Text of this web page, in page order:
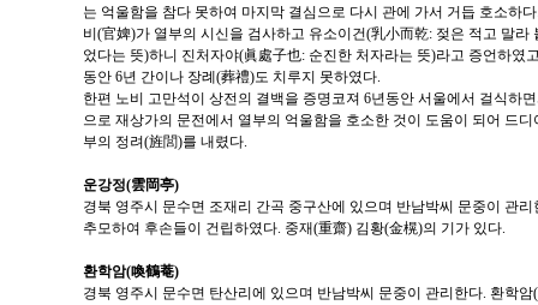
는 억울함을 참다 못하여 마지막 결심으로 다시 관에 가서 거듭 호소하
비(官婢)가 열부의 시신을 검사하고 유소이건(乳小而乾: 젖은 적고 말
었다는 뜻)하니 진처자야(眞處子也: 순진한 처자라는 뜻)라고 증언하였
동안 6년 간이나 장례(葬禮)도 치루지 못하였다.
한편 노비 고만석이 상전의 결백을 증명코져 6년동안 서울에서 걸식하
으로 재상가의 문전에서 열부의 억울함을 호소한 것이 도움이 되어 드
부의 정려(旌閭)를 내렸다.
운강정(雲岡亭)
경북 영주시 문수면 조재리 간곡 중구산에 있으며 반남박씨 문중이 관
추모하여 후손들이 건립하였다. 중재(重齋) 김황(金榥)의 기가 있다.
환학암(喚鶴菴)
경북 영주시 문수면 탄산리에 있으며 반남박씨 문중이 관리한다. 환학